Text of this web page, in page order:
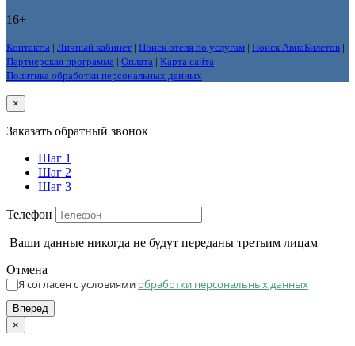
16+
Контакты | Личный кабинет | Поиск отеля по услугам | Поиск АвиаБилетов |
Партнерская программа | Оплата | Карта сайта
Политика обработки персональных данных
×
Заказать обратный звонок
Шаг 1
Шаг 2
Шаг 3
Телефон
Ваши данные никогда не будут переданы третьим лицам
Отмена
Я согласен с условиямиобработки персональных данных
Вперед
×